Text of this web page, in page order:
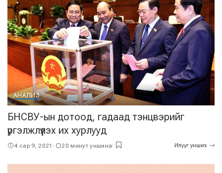
АНАЛИЗ
БНСВУ-ын дотоод, гадаад тэнцвэрийг
үргэлжлүүлэх их хурлууд
4 сар 9, 2021 20 минут уншина Илүүг унших